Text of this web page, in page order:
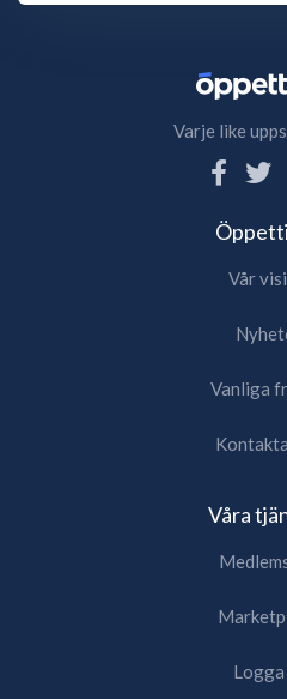
Varje like
Vår
Vanliga
Våra
Logga